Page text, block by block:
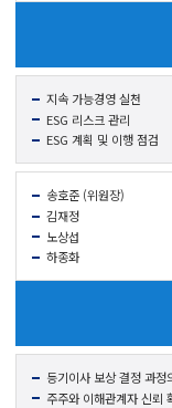
지속 가능경영 실천
ESG 리스크 관리
ESG 계획 및 이행 점검
송호준 (위원장)
김재정
노상섭
하종화
등기이사 보상 결정 과
주주와 이해관계자 신뢰